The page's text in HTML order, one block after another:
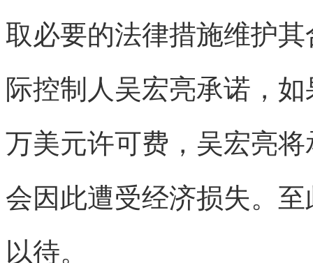
取必要的法律措施维护
际控制人吴宏亮承诺，
万美元许可费，吴宏亮
会因此遭受经济损失。
以待。